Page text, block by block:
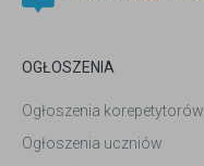
OGŁOSZENIA
Ogłoszenia korepetytorów
Ogłoszenia uczniów